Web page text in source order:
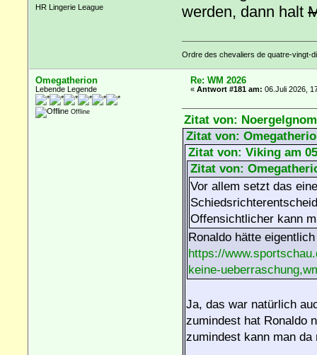
HR Lingerie League
werden, dann halt
Ordre des chevaliers de quatre-vingt-
Omegatherion
Lebende Legende
Offline
Re: WM 2026
«Antwort #181 am: 06.Juli 2026,
Zitat von:
Zitat von:
Zitat von: Viking am
Zitat von:
Vor allem setzt das
Offensichtlicher kann
Ronaldo hätte
https://
keine-
Ja, das war natürlich
zumindest hat Ronaldo
zumindest kann man